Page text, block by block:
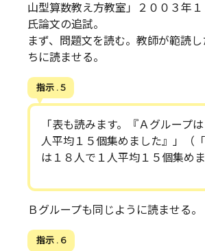
山型算数教え方教室」２００３年
氏論文の追試。
まず、問題文を読む。教師が範読
ちに読ませる。
指示 . 5
「表も読みます。『Ａグループ
人平均１５個集めました』」（
は１８人で１人平均１５個集めま
Ｂグループも同じように読ませる。
指示 . 6